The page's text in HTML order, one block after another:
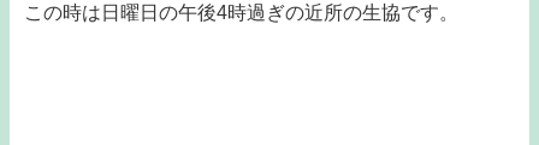
この時は日曜日の午後4時過ぎの近所の生協です。